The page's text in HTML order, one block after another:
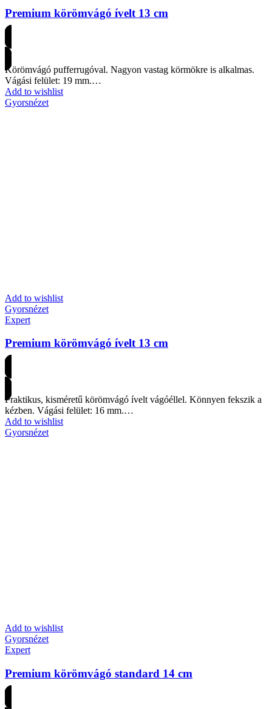
Premium körömvágó ívelt 13 cm
Körömvágó pufferrugóval. Nagyon vastag körmökre is alkalmas.
Vágási felület: 19 mm.…
Add to wishlist
Gyorsnézet
Add to wishlist
Gyorsnézet
Expert
Premium körömvágó ívelt 13 cm
Praktikus, kisméretű körömvágó ívelt vágóéllel. Könnyen fekszik a
kézben. Vágási felület: 16 mm.…
Add to wishlist
Gyorsnézet
Add to wishlist
Gyorsnézet
Expert
Premium körömvágó standard 14 cm